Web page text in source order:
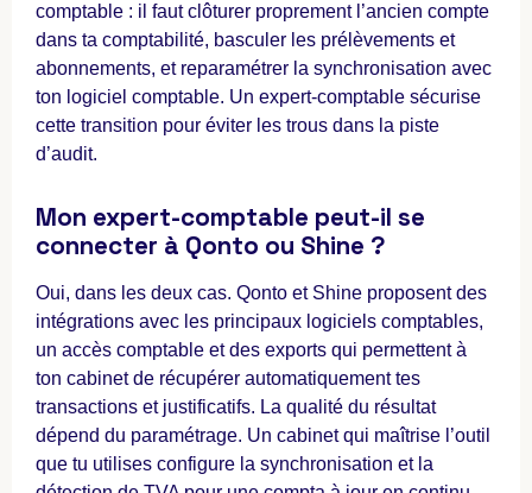
comptable : il faut clôturer proprement l’ancien compte
dans ta comptabilité, basculer les prélèvements et
abonnements, et reparamétrer la synchronisation avec
ton logiciel comptable. Un expert-comptable sécurise
cette transition pour éviter les trous dans la piste
d’audit.
Mon expert-comptable peut-il se
connecter à Qonto ou Shine ?
Oui, dans les deux cas. Qonto et Shine proposent des
intégrations avec les principaux logiciels comptables,
un accès comptable et des exports qui permettent à
ton cabinet de récupérer automatiquement tes
transactions et justificatifs. La qualité du résultat
dépend du paramétrage. Un cabinet qui maîtrise l’outil
que tu utilises configure la synchronisation et la